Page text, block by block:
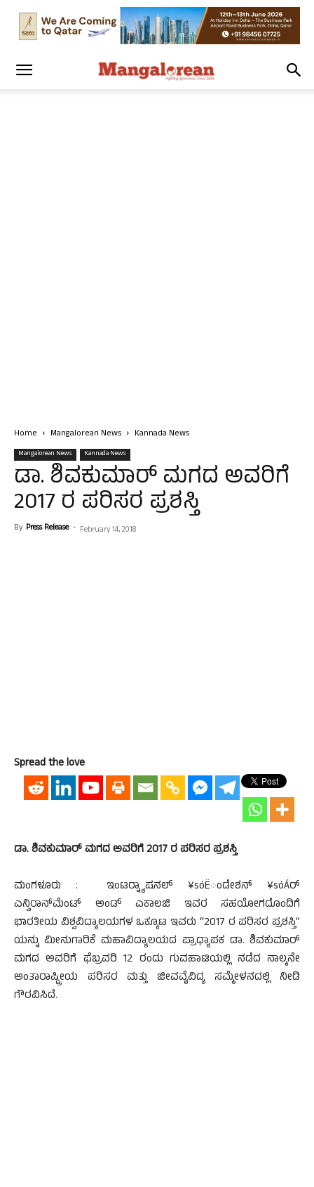
Home Mangalorean News Kannada News
Mangalorean News Kannada News
ಡಾ. ಶಿವಕುಮಾರ್ ಮಗದ ಅವರಿಗೆ
2017 ರ ಪರಿಸರ ಪ್ರಶಸ್ತಿ
By Press Release - February 14, 2018
Spread the love
ಡಾ. ಶಿವಕುಮಾರ್ ಮಗದ ಅವರಿಗೆ 2017 ರ ಪರಿಸರ ಪ್ರಶಸ್ತಿ
ಮಂಗಳೂರು : ಇಂಟರ್‍ನ್ಯಾಷನಲ್ ¥sóËಂಡೇಶನ್ ¥sóÁರ್
ಎನ್ವಿರಾನ್‍ಮೆಂಟ್ ಅಂಡ್ ಎಕಾಲಜಿ ಇವರ ಸಹಯೋಗದೊಂದಿಗೆ
ಭಾರತೀಯ ವಿಶ್ವವಿದ್ಯಾಲಯಗಳ ಒಕ್ಕೂಟ ಇವರು “2017 ರ ಪರಿಸರ ಪ್ರಶಸ್ತಿ”
ಯನ್ನು ಮೀನುಗಾರಿಕೆ ಮಹಾವಿದ್ಯಾಲಯದ ಪ್ರಾಧ್ಯಾಪಕ ಡಾ. ಶಿವಕುಮಾರ್
ಮಗದ ಅವರಿಗೆ ಫೆಬ್ರವರಿ 12 ರಂದು ಗುವಹಾಟಿಯಲ್ಲಿ ನಡೆದ ನಾಲ್ಕನೇ
ಅಂತಾರಾಷ್ಟ್ರೀಯ ಪರಿಸರ ಮತ್ತು ಜೀವವೈವಿದ್ಯ ಸಮ್ಮೇಳನದಲ್ಲಿ ನೀಡಿ
ಗೌರವಿಸಿದೆ.